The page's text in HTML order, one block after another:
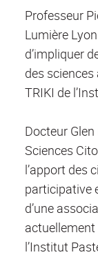
Professeur
Lumière
d’impliquer
des
TRIKI de
Docteur
Sciences
l’apport des
participative
d’une
actuellement
l’Institut